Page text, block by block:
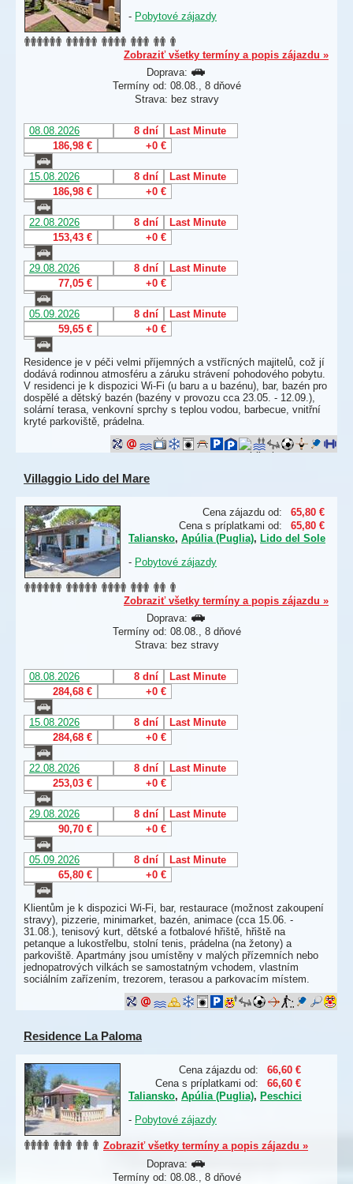
- Pobytové zájazdy
Zobraziť všetky termíny a popis zájazdu »
Doprava:
Termíny od: 08.08., 8 dňové
Strava: bez stravy
08.08.2026 8 dní
Last Minute
186,98 €
+0 €
15.08.2026 8 dní
Last Minute
186,98 €
+0 €
22.08.2026 8 dní
Last Minute
153,43 €
+0 €
29.08.2026 8 dní
Last Minute
77,05 €
+0 €
05.09.2026 8 dní
Last Minute
59,65 €
+0 €
Residence je v péči velmi příjemných a vstřícných majitelů, což jí
dodává rodinnou atmosféru a záruku strávení pohodového pobytu.
V residenci je k dispozici Wi-Fi (u baru a u bazénu), bar, bazén pro
dospělé a dětský bazén (bazény v provozu cca 23.05. - 12.09.),
solární terasa, venkovní sprchy s teplou vodou, barbecue, vnitřní
kryté parkoviště, prádelna.
Villaggio Lido del Mare
Cena zájazdu od:
65,80 €
Cena s príplatkami od:
65,80 €
Taliansko, Apúlia (Puglia), Lido del Sole
- Pobytové zájazdy
Zobraziť všetky termíny a popis zájazdu »
Doprava:
Termíny od: 08.08., 8 dňové
Strava: bez stravy
08.08.2026 8 dní
Last Minute
284,68 €
+0 €
15.08.2026 8 dní
Last Minute
284,68 €
+0 €
22.08.2026 8 dní
Last Minute
253,03 €
+0 €
29.08.2026 8 dní
Last Minute
90,70 €
+0 €
05.09.2026 8 dní
Last Minute
65,80 €
+0 €
Klientům je k dispozici Wi-Fi, bar, restaurace (možnost zakoupení
stravy), pizzerie, minimarket, bazén, animace (cca 15.06. -
31.08.), tenisový kurt, dětské a fotbalové hřiště, hřiště na
petanque a lukostřelbu, stolní tenis, prádelna (na žetony) a
parkoviště. Apartmány jsou umístěny v malých přízemních nebo
jednopatrových vilkách se samostatným vchodem, vlastním
sociálním zařízením, trezorem, terasou a parkovacím místem.
Residence La Paloma
Cena zájazdu od:
66,60 €
Cena s príplatkami od:
66,60 €
Taliansko, Apúlia (Puglia), Peschici
- Pobytové zájazdy
Zobraziť všetky termíny a popis zájazdu »
Doprava:
Termíny od: 08.08., 8 dňové